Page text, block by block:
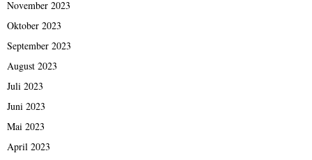
November 2023
Oktober 2023
September 2023
August 2023
Juli 2023
Juni 2023
Mai 2023
April 2023